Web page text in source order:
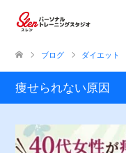
ブログ ダイエット
痩せられない原因